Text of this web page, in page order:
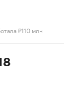
₽110 млн